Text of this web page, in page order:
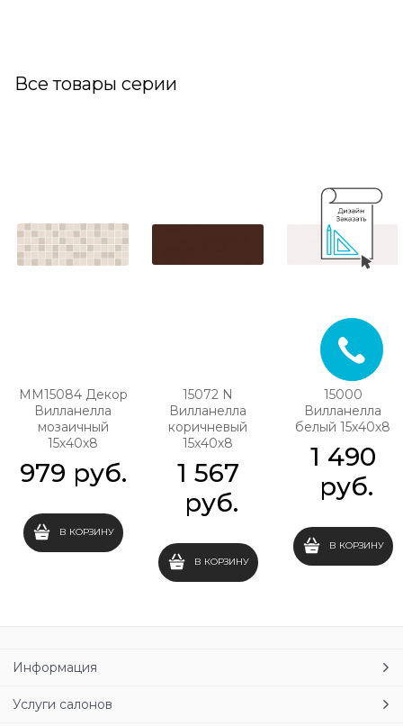
Все товары серии
MM15084 Декор
Вилланелла
мозаичный
15х40х8
979 руб.
В КОРЗИНУ
15072 N
Вилланелла
коричневый
15х40х8
1 567
руб.
В КОРЗИНУ
15000
Вилланелла
белый 15х40х8
1 490
руб.
В КОРЗИНУ
Информация
Услуги салонов